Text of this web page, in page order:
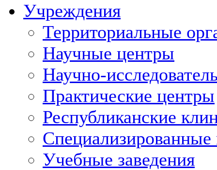
Учреждения
Территориальные
Научные центры
Научно-
Практические центры
Республиканские
Учебные заведения